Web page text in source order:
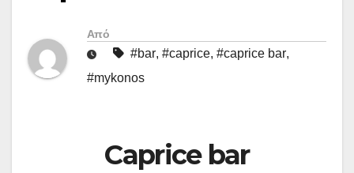
Από
#bar, #caprice, #caprice bar,
#mykonos
Caprice bar